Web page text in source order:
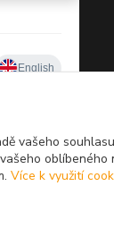
vašeho
oblíbeného
Více k využití